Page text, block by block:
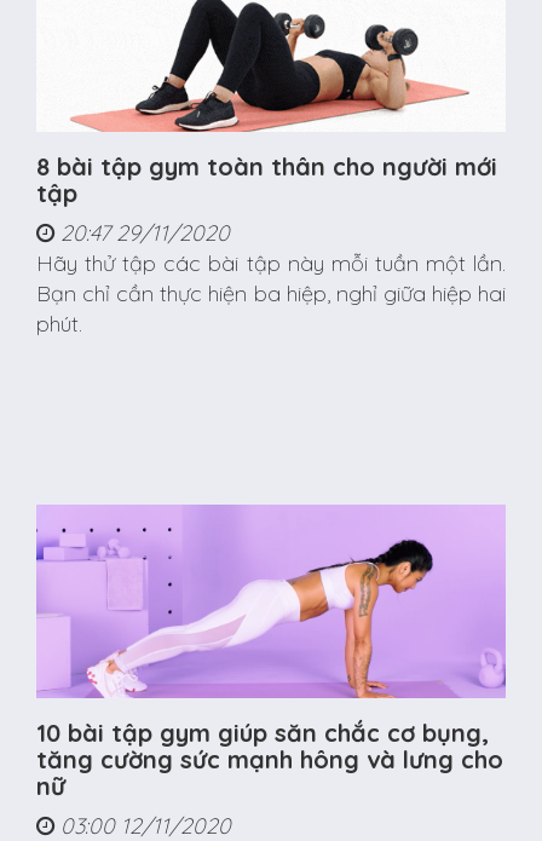
8 bài tập gym toàn thân cho người mới
tập
20:47 29/11/2020
Hãy thử tập các bài tập này mỗi tuần một lần.
Bạn chỉ cần thực hiện ba hiệp, nghỉ giữa hiệp hai
phút.
10 bài tập gym giúp săn chắc cơ bụng,
tăng cường sức mạnh hông và lưng cho
nữ
03:00 12/11/2020